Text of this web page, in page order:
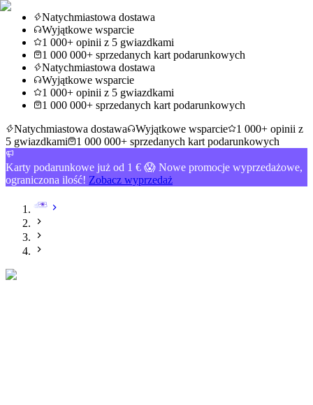
Natychmiastowa dostawa
Wyjątkowe wsparcie
1 000+ opinii z 5 gwiazdkami
1 000 000+ sprzedanych kart podarunkowych
Natychmiastowa dostawa
Wyjątkowe wsparcie
1 000+ opinii z 5 gwiazdkami
1 000 000+ sprzedanych kart podarunkowych
Natychmiastowa dostawa
Wyjątkowe wsparcie
1 000+ opinii z
5 gwiazdkami
1 000 000+ sprzedanych kart podarunkowych
Karty podarunkowe już od 1 € 😱 Nowe promocje wyprzedażowe,
ograniczona ilość! Zobacz wyprzedaż